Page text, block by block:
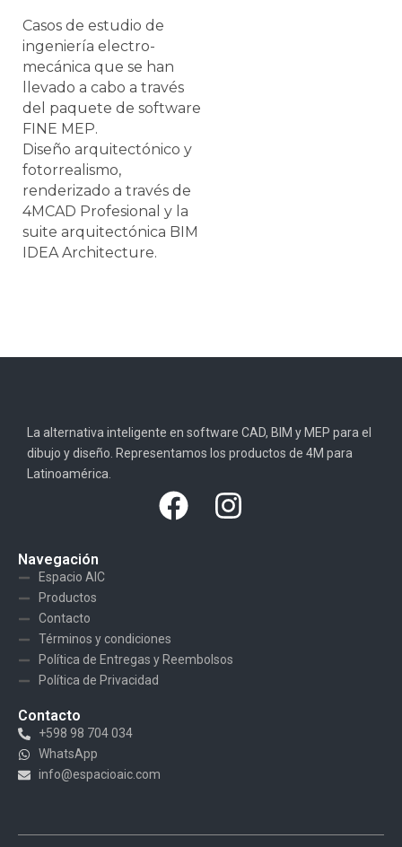
Casos de estudio de
ingeniería electro-
mecánica que se han
llevado a cabo a través
del paquete de software
FINE MEP.
Diseño arquitectónico y
fotorrealismo,
renderizado a través de
4MCAD Profesional y la
suite arquitectónica BIM
IDEA Architecture.
La alternativa inteligente en software CAD, BIM y MEP para el
dibujo y diseño. Representamos los productos de 4M para
Latinoamérica.
Navegación
Espacio AIC
Productos
Contacto
Términos y condiciones
Política de Entregas y Reembolsos
Política de Privacidad
Contacto
+598 98 704 034
WhatsApp
info@espacioaic.com